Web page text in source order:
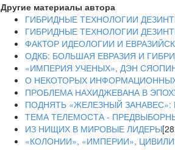
Другие материалы автора
ГИБРИДНЫЕ ТЕХНОЛОГИИ
ГИБРИДНЫЕ ТЕХНОЛОГИИ
ФАКТОР ИДЕОЛОГИИ И
ОДКБ: БОЛЬШАЯ ЕВРАЗИЯ И
«ИМПЕРИЯ УЧЕНЫХ», ДЭН
О НЕКОТОРЫХ
ПРОБЛЕМА НАХИДЖЕВАНА В
ПОДНЯТЬ «ЖЕЛЕЗНЫЙ
ТЕМА ТЕЛЕМОСТА -
ИЗ НИЩИХ В МИРОВЫЕ ЛИДЕРЫ
«КОЛОНИИ», «ИМПЕРИИ»,